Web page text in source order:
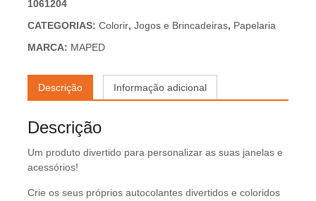
1061204
CATEGORIAS: Colorir, Jogos e Brincadeiras, Papelaria
MARCA: MAPED
Descrição Informação adicional
Descrição
Um produto divertido para personalizar as suas janelas e
acessórios!
Crie os seus próprios autocolantes divertidos e coloridos